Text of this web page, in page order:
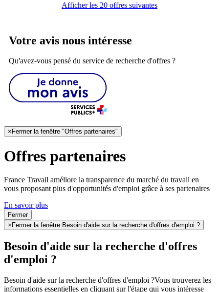
Afficher les 20 offres suivantes
Votre avis nous intéresse
Qu'avez-vous pensé du service de recherche d'offres ?
× Fermer la fenêtre "Offres partenaires"
Offres partenaires
France Travail améliore la transparence du marché du travail en
vous proposant plus d'opportunités d'emploi grâce à ses partenaires
En savoir plus
Fermer
× Fermer la fenêtre Besoin d'aide sur la recherche d'offres d'emploi ?
Besoin d'aide sur la recherche d'offres
d'emploi ?
Besoin d'aide sur la recherche d'offres d'emploi ?Vous trouverez les
informations essentielles en cliquant sur l'étape qui vous intéresse